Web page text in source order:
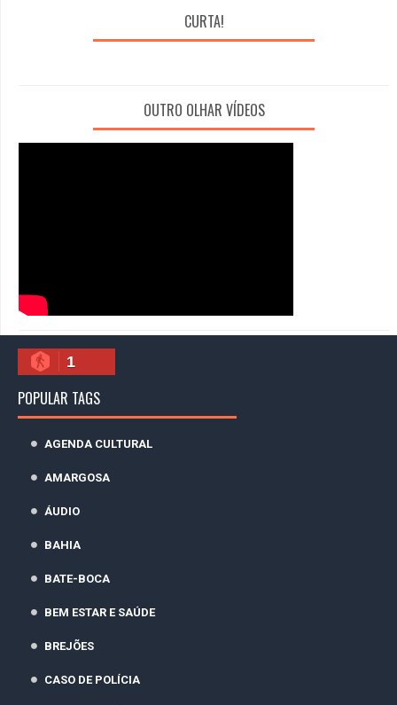
CURTA!
OUTRO OLHAR VÍDEOS
1
POPULAR TAGS
AGENDA CULTURAL
AMARGOSA
ÁUDIO
BAHIA
BATE-BOCA
BEM ESTAR E SAÚDE
BREJÕES
CASO DE POLÍCIA